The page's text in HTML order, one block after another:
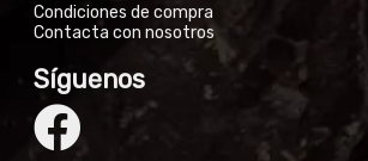
Condiciones de compra
Contacta con nosotros
Síguenos